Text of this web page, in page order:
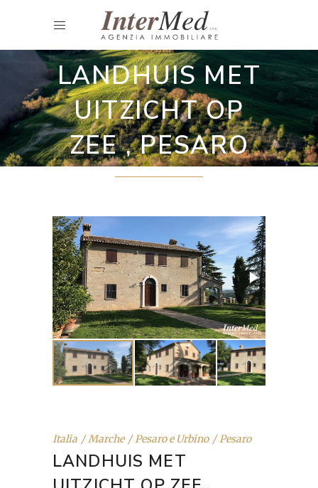
Villa
LANDHUIS MET
UITZICHT OP
ZEE , PESARO
Italia Marche Pesaro e Urbino Pesaro
LANDHUIS MET